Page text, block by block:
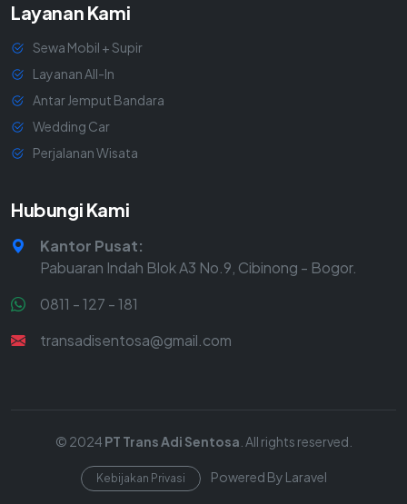
Layanan Kami
Sewa Mobil + Supir
Layanan All-In
Antar Jemput Bandara
Wedding Car
Perjalanan Wisata
Hubungi Kami
Kantor Pusat:
Pabuaran Indah Blok A3 No.9, Cibinong - Bogor.
0811 - 127 - 181
transadisentosa@gmail.com
© 2024 PT Trans Adi Sentosa . All rights reserved.
Kebijakan Privasi Powered By Laravel